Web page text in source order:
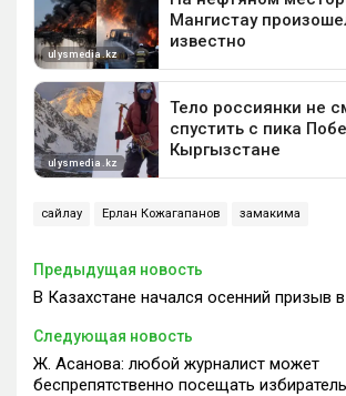
сайлау Ерлан Кожагапанов замакима
Предыдущая новость
В Казахстане начался осенний призыв
Следующая новость
Ж. Асанова: любой журналист может
беспрепятственно посещать